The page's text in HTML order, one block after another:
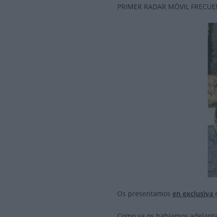
PRIMER RADAR MÓVIL
Os presentamos en exclusiva